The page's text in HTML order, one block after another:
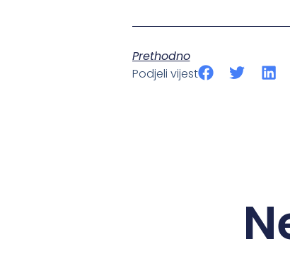
Prethodno
Podjeli vijest